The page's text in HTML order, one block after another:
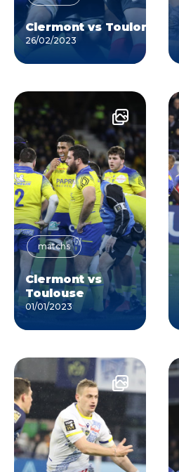
Clermont vs Toulon
26/02/2023
matchs
Clermont vs
Toulouse
01/01/2023